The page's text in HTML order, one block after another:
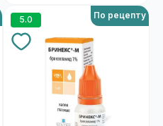
5.0 По рецепту